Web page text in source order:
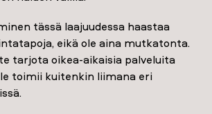
tässä laajuudessa haastaa
eikä ole aina mutkatonta.
tarjota oikea-aikaisia palveluita
toimii kuitenkin liimana eri